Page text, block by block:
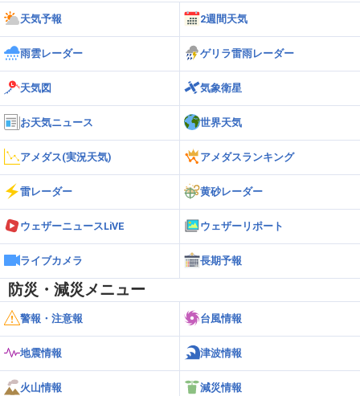
天気予報 2週間天気
雨雲レーダー ゲリラ雷雨レーダー
天気図 気象衛星
お天気ニュース 世界天気
アメダス(実況天気) アメダスランキング
雷レーダー 黄砂レーダー
ウェザーニュースLiVE ウェザーリポート
ライブカメラ 長期予報
防災・減災メニュー
警報・注意報 台風情報
地震情報 津波情報
火山情報 減災情報